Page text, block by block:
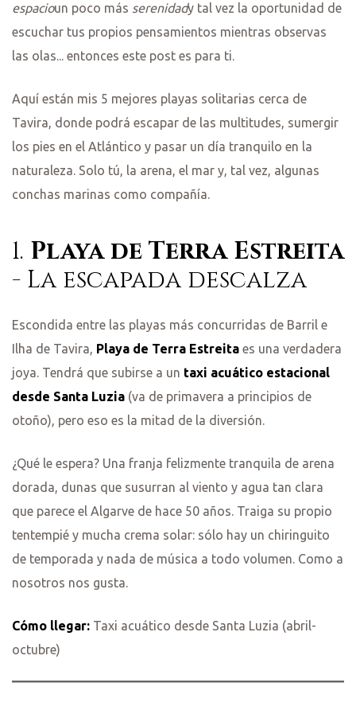
espacioun poco más serenidady tal vez la oportunidad de
escuchar tus propios pensamientos mientras observas
las olas... entonces este post es para ti.
Aquí están mis 5 mejores playas solitarias cerca de
Tavira, donde podrá escapar de las multitudes, sumergir
los pies en el Atlántico y pasar un día tranquilo en la
naturaleza. Solo tú, la arena, el mar y, tal vez, algunas
conchas marinas como compañía.
1. Playa de Terra Estreita
- La escapada descalza
Escondida entre las playas más concurridas de Barril e
Ilha de Tavira, Playa de Terra Estreita es una verdadera
joya. Tendrá que subirse a un taxi acuático estacional
desde Santa Luzia (va de primavera a principios de
otoño), pero eso es la mitad de la diversión.
¿Qué le espera? Una franja felizmente tranquila de arena
dorada, dunas que susurran al viento y agua tan clara
que parece el Algarve de hace 50 años. Traiga su propio
tentempié y mucha crema solar: sólo hay un chiringuito
de temporada y nada de música a todo volumen. Como a
nosotros nos gusta.
Cómo llegar: Taxi acuático desde Santa Luzia (abril-
octubre)